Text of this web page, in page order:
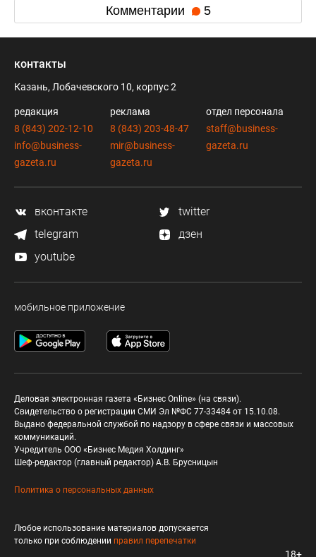
Комментарии 5
контакты
Казань, Лобачевского 10, корпус 2
редакция
8 (843) 202-12-10
info@business-
gazeta.ru
реклама
8 (843) 203-48-47
mir@business-
gazeta.ru
отдел персонала
staff@business-
gazeta.ru
вконтакте
twitter
telegram
дзен
youtube
мобильное приложение
Деловая электронная газета «Бизнес Online» (на связи).
Свидетельство о регистрации СМИ Эл №ФС 77-33484 от 15.10.08.
Выдано федеральной службой по надзору в сфере связи и массовых
коммуникаций.
Учредитель ООО «Бизнес Медия Холдинг»
Шеф-редактор (главный редактор) А.В. Брусницын
Политика о персональных данных
Любое использование материалов допускается
только при соблюдении правил перепечатки
18+